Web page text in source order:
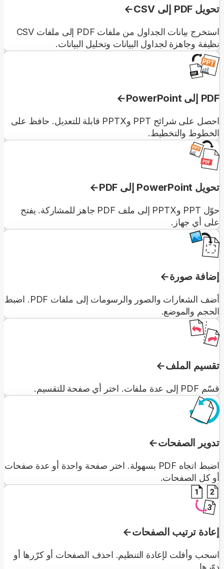
تحويل PDF إلى CSV
استخرج بيانات الجداول من ملفات PDF إلى ملفات CSV
نظيفة وجاهزة لجداول البيانات وتحليل البيانات.
PDF إلى PowerPoint
احصل على شرائح PPT وPPTX قابلة للتعديل. حافظ على
الخطوط والتخطيط.
تحويل PowerPoint إلى PDF
حوّل PPT وPPTX إلى ملف PDF جاهز للمشاركة. يفتح
على أي جهاز.
إضافة صورة
أضف الشعارات والصور والرسومات إلى ملفات PDF. اضبط
الحجم والموضع.
تقسيم الملف
قسّم PDF إلى عدة ملفات. اختر أي صفحة للتقسيم.
تدوير الصفحات
اضبط اتجاه PDF بسهولة. اختر صفحة واحدة أو عدة صفحات
أو كل الصفحات.
إعادة ترتيب الصفحات
اسحب وأفلت لإعادة التنظيم. احذف الصفحات أو كرّرها أو
دوّرها.